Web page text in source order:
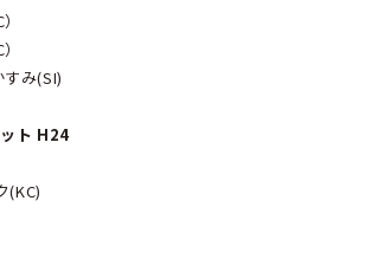
み(SI)
ト H24
(KC)